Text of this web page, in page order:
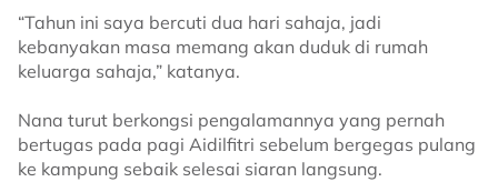
“Tahun ini saya bercuti dua hari sahaja, jadi
kebanyakan masa memang akan duduk di rumah
keluarga sahaja,” katanya.
Nana turut berkongsi pengalamannya yang pernah
bertugas pada pagi Aidilfitri sebelum bergegas pulang
ke kampung sebaik selesai siaran langsung.